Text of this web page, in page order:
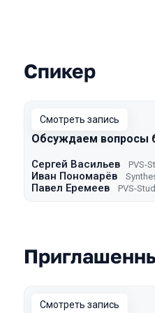
Выступления в
Спикер
Смотреть запись
Обсуждаем вопросы
Сергей Васильев PVS-
Иван Пономарёв
Павел Еремеев PVS-
Смотреть запись